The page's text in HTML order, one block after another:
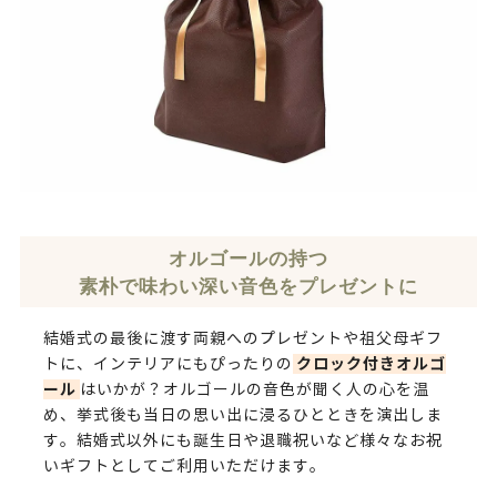
オルゴールの持つ
素朴で味わい深い音色をプレゼントに
結婚式の最後に渡す両親へのプレゼントや祖父母ギフ
トに、インテリアにもぴったりの クロック付きオルゴ
ール はいかが？オルゴールの音色が聞く人の心を温
め、挙式後も当日の思い出に浸るひとときを演出しま
す。結婚式以外にも誕生日や退職祝いなど様々なお祝
いギフトとしてご利用いただけます。